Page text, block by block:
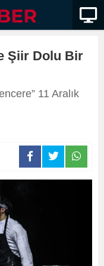
Şiir Dolu Bir
11 Aralık